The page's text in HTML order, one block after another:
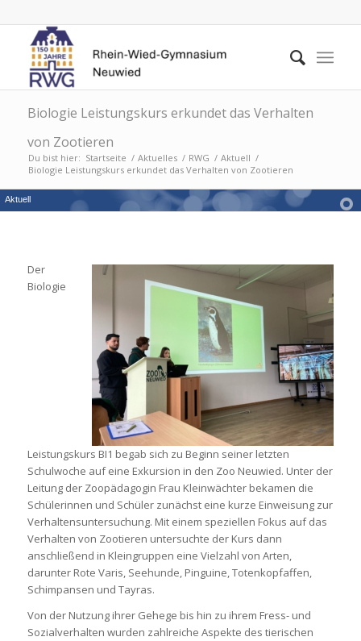
Biologie Leistungskurs erkundet das Verhalten
von Zootieren
Du bist hier: Startseite / Aktuelles / RWG / Aktuell /
Biologie Leistungskurs erkundet das Verhalten von Zootieren
Aktuell
Der
Biologie
Leistungskurs BI1 begab sich zu Beginn seiner letzten
Schulwoche auf eine Exkursion in den Zoo Neuwied. Unter der
Leitung der Zoopädagogin Frau Kleinwächter bekamen die
Schülerinnen und Schüler zunächst eine kurze Einweisung zur
Verhaltensuntersuchung. Mit einem speziellen Fokus auf das
Verhalten von Zootieren untersuchte der Kurs dann
anschließend in Kleingruppen eine Vielzahl von Arten,
darunter Rote Varis, Seehunde, Pinguine, Totenkopfaffen,
Schimpansen und Tayras.
Von der Nutzung ihrer Gehege bis hin zu ihrem Fress- und
Sozialverhalten wurden zahlreiche Aspekte des tierischen